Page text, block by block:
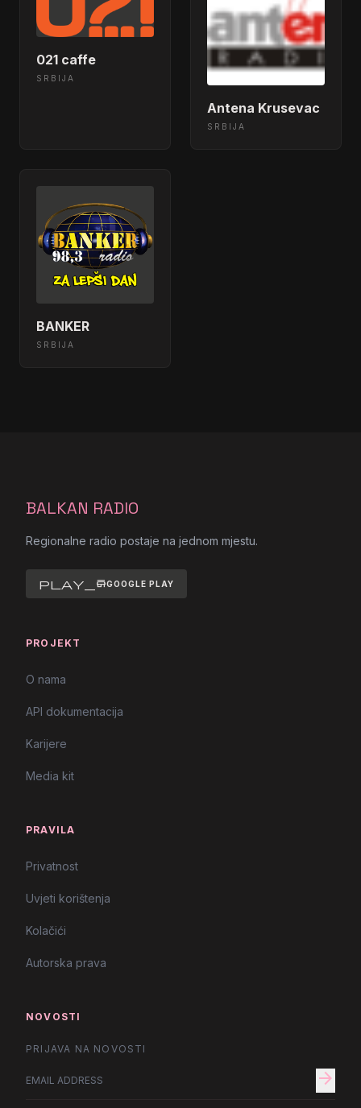
021 caffe
SRBIJA
Antena Krusevac
SRBIJA
BANKER
SRBIJA
BALKAN RADIO
Regionalne radio postaje na jednom mjestu.
play_storeGOOGLE PLAY
PROJEKT
O nama
API dokumentacija
Karijere
Media kit
PRAVILA
Privatnost
Uvjeti korištenja
Kolačići
Autorska prava
NOVOSTI
PRIJAVA NA NOVOSTI
arrow_forward